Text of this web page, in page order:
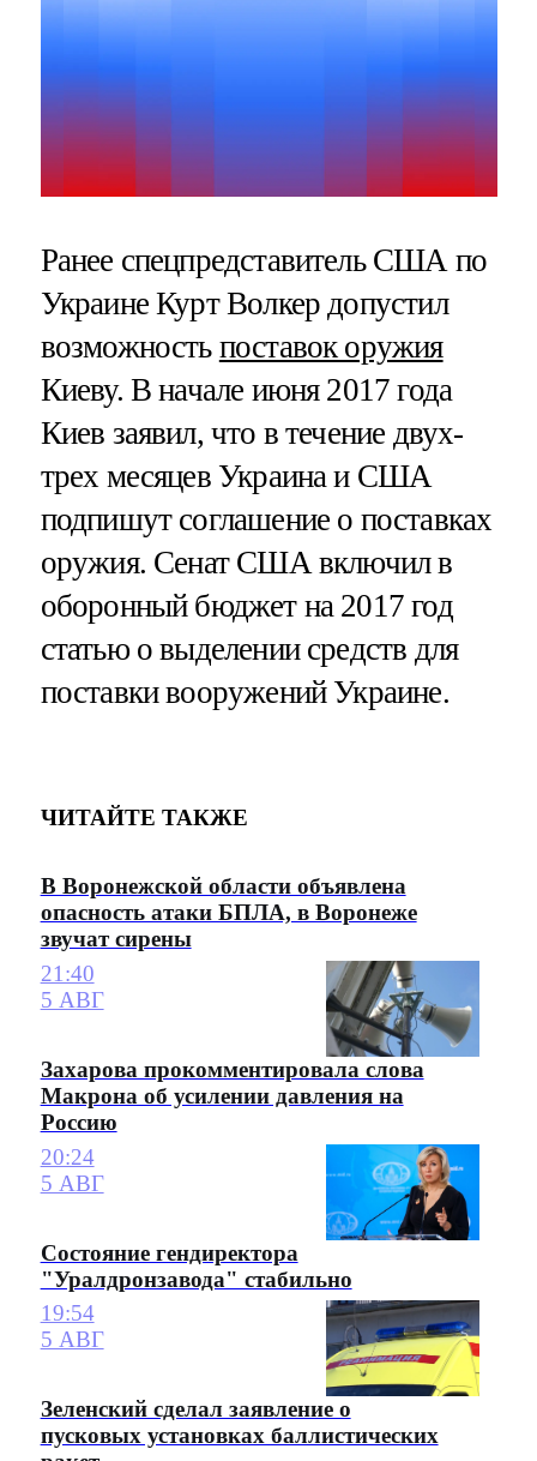
Ранее спецпредставитель США по
Украине Курт Волкер допустил
возможность поставок оружия
Киеву. В начале июня 2017 года
Киев заявил, что в течение двух-
трех месяцев Украина и США
подпишут соглашение о поставках
оружия. Сенат США включил в
оборонный бюджет на 2017 год
статью о выделении средств для
поставки вооружений Украине.
ЧИТАЙТЕ ТАКЖЕ
В Воронежской области объявлена
опасность атаки БПЛА, в Воронеже
звучат сирены
21:40
5 АВГ
Захарова прокомментировала слова
Макрона об усилении давления на
Россию
20:24
5 АВГ
Состояние гендиректора
"Уралдронзавода" стабильно
19:54
5 АВГ
Зеленский сделал заявление о
пусковых установках баллистических